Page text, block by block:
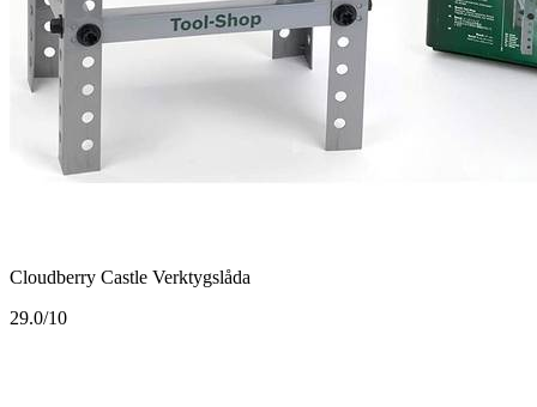
Cloudberry Castle Verktygslåda
29.0/10